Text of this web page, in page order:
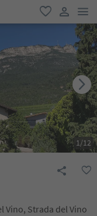
favoriti
user link
1/12
Vino, Strada del Vino